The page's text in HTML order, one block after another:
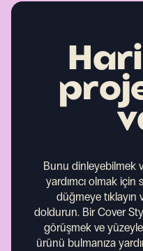
Bunu dinleyebilmek
yardımcı olmak için
düğmeye
doldurun. Bir Cover
görüşmek ve
ürünü bulmanıza